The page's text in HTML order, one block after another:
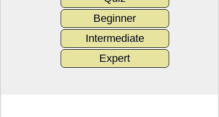
Beginner
Intermediate
Expert